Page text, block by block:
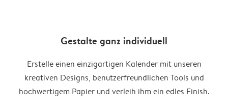
Gestalte ganz individuell
Erstelle einen einzigartigen Kalender mit unseren
kreativen Designs, benutzerfreundlichen Tools und
hochwertigem Papier und verleih ihm ein edles Finish.